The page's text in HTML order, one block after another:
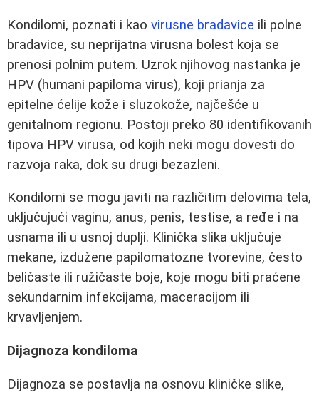
Kondilomi, poznati i kao virusne bradavice ili polne
bradavice, su neprijatna virusna bolest koja se
prenosi polnim putem. Uzrok njihovog nastanka je
HPV (humani papiloma virus), koji prianja za
epitelne ćelije kože i sluzokože, najčešće u
genitalnom regionu. Postoji preko 80 identifikovanih
tipova HPV virusa, od kojih neki mogu dovesti do
razvoja raka, dok su drugi bezazleni.
Kondilomi se mogu javiti na različitim delovima tela,
uključujući vaginu, anus, penis, testise, a ređe i na
usnama ili u usnoj duplji. Klinička slika uključuje
mekane, izdužene papilomatozne tvorevine, često
beličaste ili ružičaste boje, koje mogu biti praćene
sekundarnim infekcijama, maceracijom ili
krvavljenjem.
Dijagnoza kondiloma
Dijagnoza se postavlja na osnovu kliničke slike,